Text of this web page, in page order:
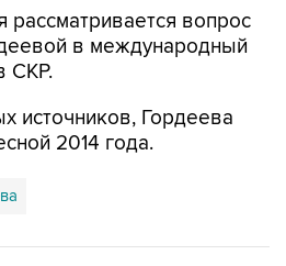
вопрос
в международный
СКР.
источников, Гордеева
2014 года.